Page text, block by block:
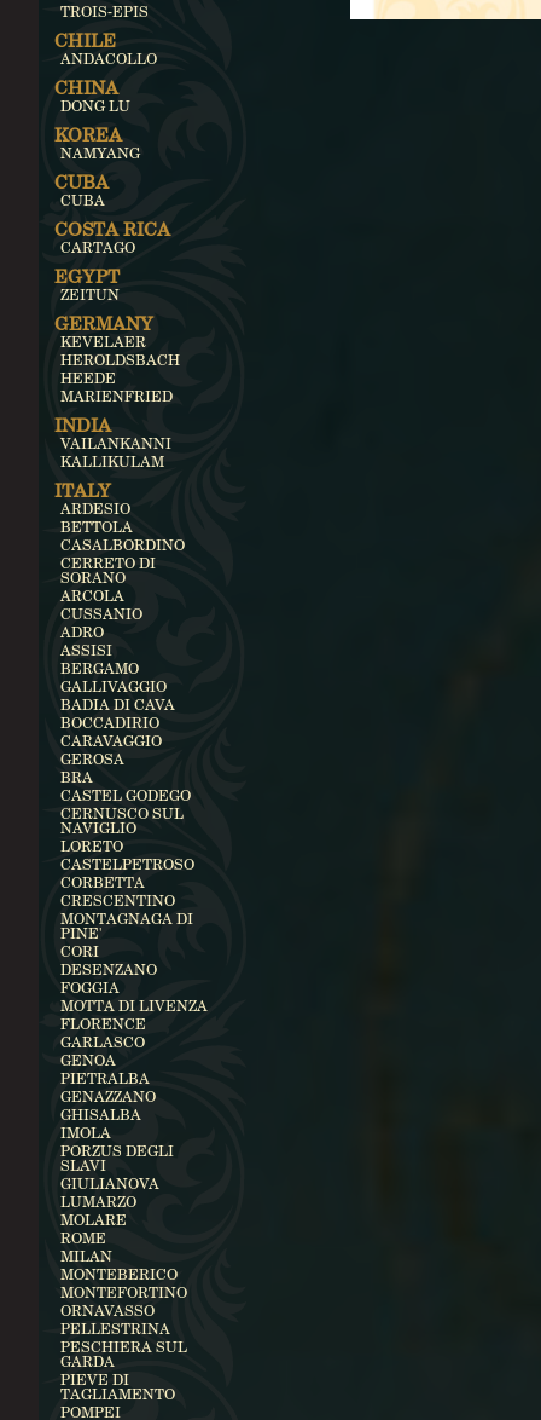
TROIS-EPIS
CHILE
ANDACOLLO
CHINA
DONG LU
KOREA
NAMYANG
CUBA
CUBA
COSTA RICA
CARTAGO
EGYPT
ZEITUN
GERMANY
KEVELAER
HEROLDSBACH
HEEDE
MARIENFRIED
INDIA
VAILANKANNI
KALLIKULAM
ITALY
ARDESIO
BETTOLA
CASALBORDINO
CERRETO DI
SORANO
ARCOLA
CUSSANIO
ADRO
ASSISI
BERGAMO
GALLIVAGGIO
BADIA DI CAVA
BOCCADIRIO
CARAVAGGIO
GEROSA
BRA
CASTEL GODEGO
CERNUSCO SUL
NAVIGLIO
LORETO
CASTELPETROSO
CORBETTA
CRESCENTINO
MONTAGNAGA DI
PINE'
CORI
DESENZANO
FOGGIA
MOTTA DI LIVENZA
FLORENCE
GARLASCO
GENOA
PIETRALBA
GENAZZANO
GHISALBA
IMOLA
PORZUS DEGLI
SLAVI
GIULIANOVA
LUMARZO
MOLARE
ROME
MILAN
MONTEBERICO
MONTEFORTINO
ORNAVASSO
PELLESTRINA
PESCHIERA SUL
GARDA
PIEVE DI
TAGLIAMENTO
POMPEI